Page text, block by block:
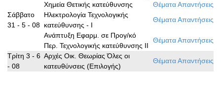
Σάββατο
31 - 5 - 08
Χημεία Θετικής κατεύθυνσης
ΘέματαΑπαντήσεις
Ηλεκτρολογία Τεχνολογικής
κατεύθυνσης - Ι
ΘέματαΑπαντήσεις
Ανάπτυξη Εφαρμ. σε Προγ/κό
Περ. Τεχνολογικής κατεύθυνσης ΙΙ
ΘέματαΑπαντήσεις
Τρίτη 3 - 6
- 08
Αρχές Οικ. Θεωρίας Όλες οι
κατευθύνσεις (Επιλογής)
ΘέματαΑπαντήσεις